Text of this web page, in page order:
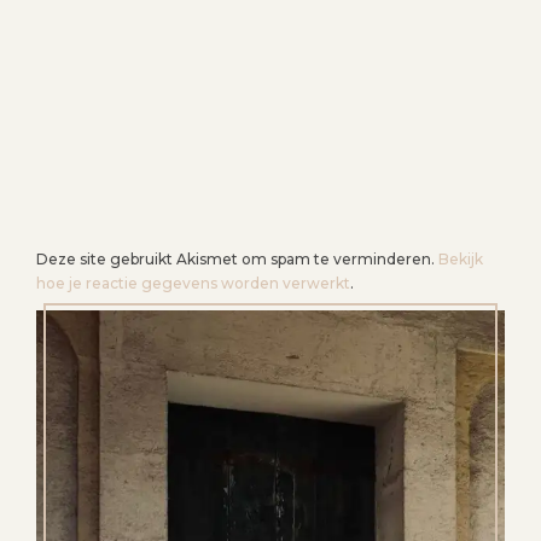
Deze site gebruikt Akismet om spam te verminderen. Bekijk
hoe je reactie gegevens worden verwerkt.